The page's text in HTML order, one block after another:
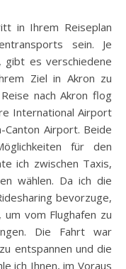
in Ihrem Reiseplan
sein. Je
gibt es verschiedene
Ziel in Akron zu
nach Akron flog
International Airport
Airport. Beide
für den
ich zwischen Taxis,
wählen. Da ich die
bevorzuge,
vom Flughafen zu
Die Fahrt war
entspannen und die
ich Ihnen, im Voraus